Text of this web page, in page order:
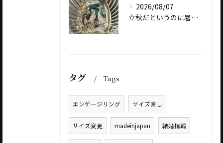
2026/08/07
立秋だというのに暑いですね
タグ Tags
エンゲージリング サイズ直し
サイズ変更 madeinjapan 結婚指輪